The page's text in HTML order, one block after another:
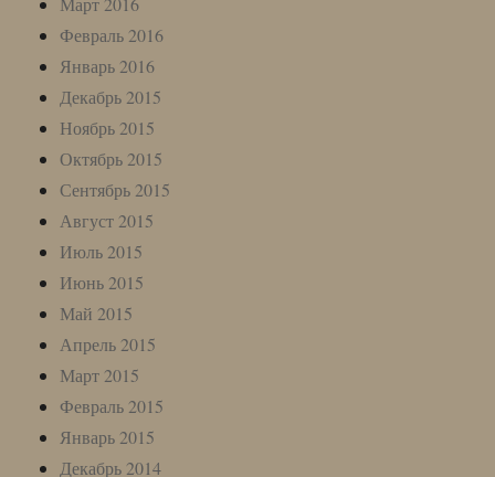
Февраль 2016
Январь 2016
Декабрь 2015
Ноябрь 2015
Октябрь 2015
Сентябрь 2015
Август 2015
Июль 2015
Июнь 2015
Май 2015
Апрель 2015
Март 2015
Февраль 2015
Январь 2015
Декабрь 2014